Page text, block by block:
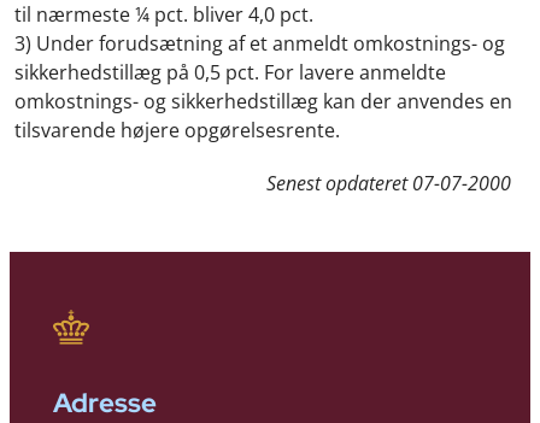
til nærmeste ¼ pct. bliver 4,0 pct.
3) Under forudsætning af et anmeldt omkostnings- og
sikkerhedstillæg på 0,5 pct. For lavere anmeldte
omkostnings- og sikkerhedstillæg kan der anvendes en
tilsvarende højere opgørelsesrente.
Senest opdateret07-07-2000
Adresse